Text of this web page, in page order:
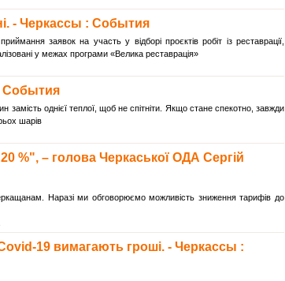
- Черкассы : События
заявок на участь у відборі проєктів робіт із реставрації,
у межах програми «Велика реставрація»
События
замість однієї теплої, щоб не спітніти. Якщо стане спекотно, завжди
шарів
%", – голова Черкаської ОДА Сергій
Наразі ми обговорюємо можливість зниження тарифів до
19 вимагають гроші. - Черкассы :